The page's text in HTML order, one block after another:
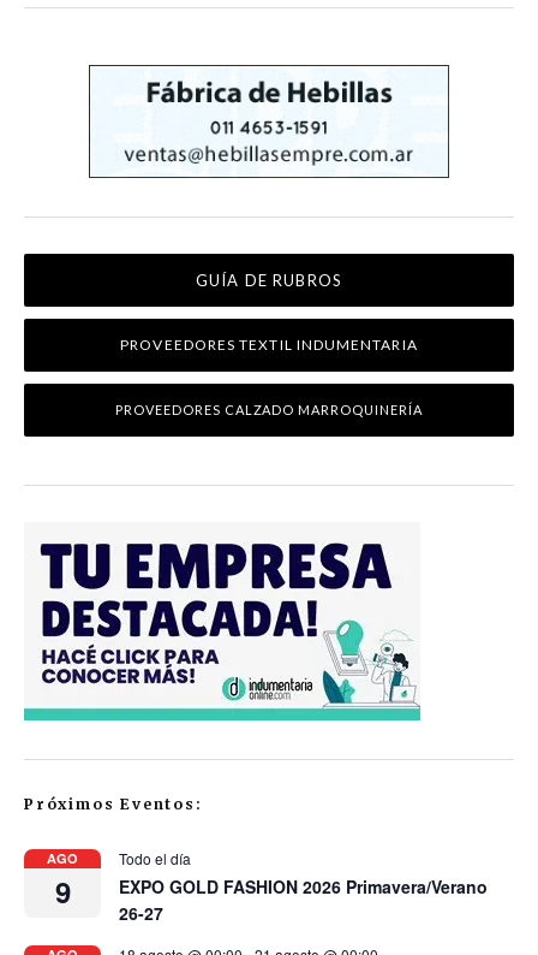
GUÍA DE RUBROS
PROVEEDORES TEXTIL INDUMENTARIA
PROVEEDORES CALZADO MARROQUINERÍA
Próximos Eventos:
AGO
9
Todo el día
EXPO GOLD FASHION 2026 Primavera/Verano
26-27